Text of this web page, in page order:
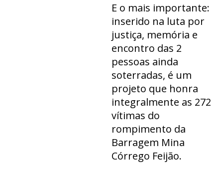
E o mais importante:
inserido na luta por
justiça, memória e
encontro das 2
pessoas ainda
soterradas, é um
projeto que honra
integralmente as 272
vítimas do
rompimento da
Barragem Mina
Córrego Feijão.